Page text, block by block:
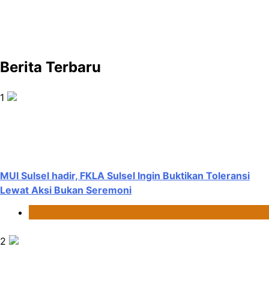
Berita Terbaru
1
MUI Sulsel hadir, FKLA Sulsel Ingin Buktikan Toleransi
Lewat Aksi Bukan Seremoni
2